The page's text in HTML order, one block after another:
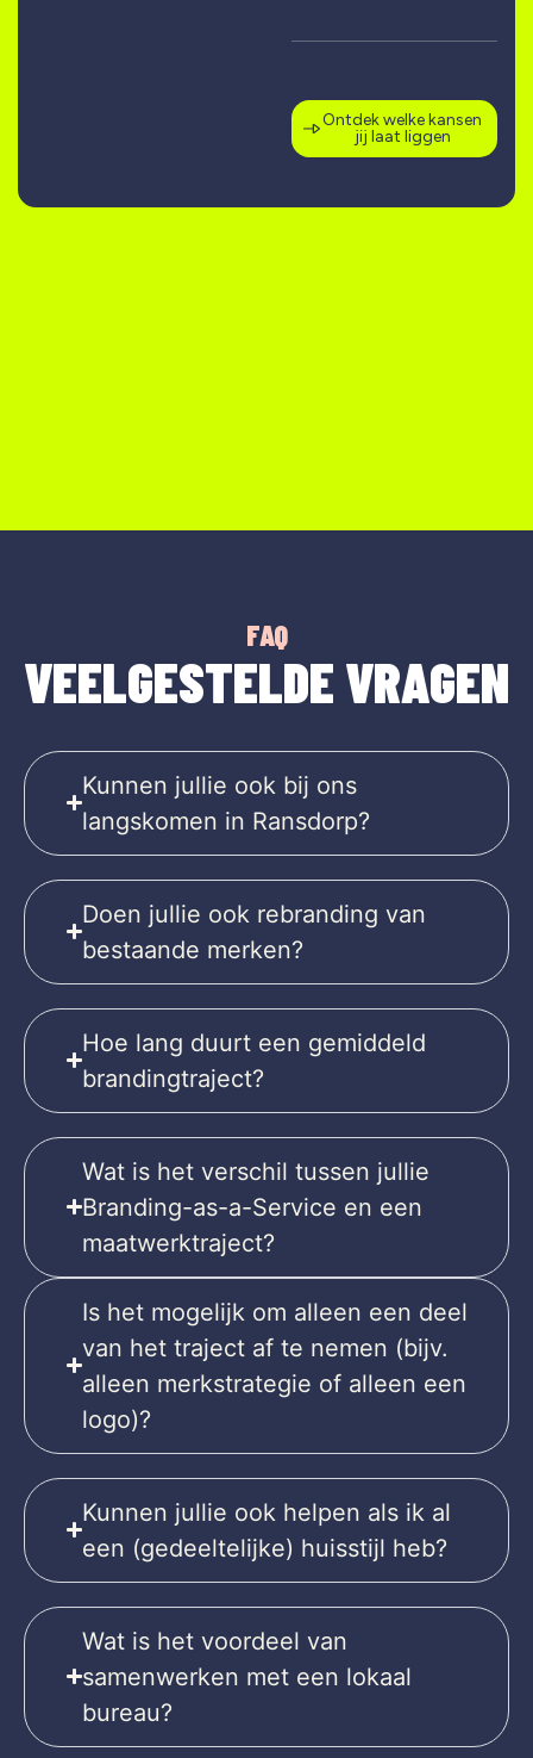
Ontdek welke kansen
jij laat liggen
FAQ
VEELGESTELDE VRAGEN
Kunnen jullie ook bij ons
langskomen in Ransdorp?
Doen jullie ook rebranding van
bestaande merken?
Hoe lang duurt een gemiddeld
brandingtraject?
Wat is het verschil tussen jullie
Branding-as-a-Service en een
maatwerktraject?
Is het mogelijk om alleen een deel
van het traject af te nemen (bijv.
alleen merkstrategie of alleen een
logo)?
Kunnen jullie ook helpen als ik al
een (gedeeltelijke) huisstijl heb?
Wat is het voordeel van
samenwerken met een lokaal
bureau?